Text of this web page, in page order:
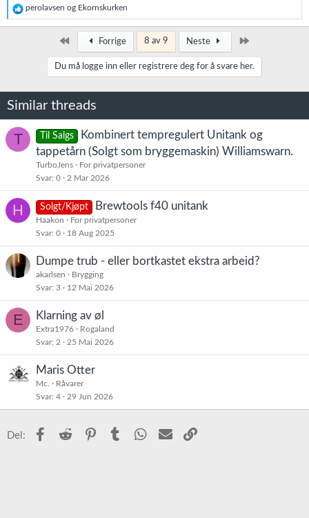
R
e
a
r
perolavsen og Ekornskurken
Først Forrige 8 av 9 Neste
Du må logge inn eller registrere deg for å svare her.
Similar threads
T Til Salgs
Kombinert tempregulert Unitank og
tappetårn (Solgt som bryggemaskin) Williamswarn.
TurboJens
For privatpersoner
Svar 0 2 Mar 2026
H Solgt/Kjøpt Brewtools f40 unitank
Haakon
For privatpersoner
Svar 0 18 Aug 2025
Dumpe trub - eller bortkastet ekstra arbeid?
akarlsen
Brygging
Svar 3 12 Mai 2026
E Klarning av øl
Extra1976
Rogaland
Svar 2 25 Mai 2026
Maris Otter
Mc.
Råvarer
Svar 4 29 Jun 2026
Del: Facebook
Reddit PinterestTumblr WhatsApp
E-post